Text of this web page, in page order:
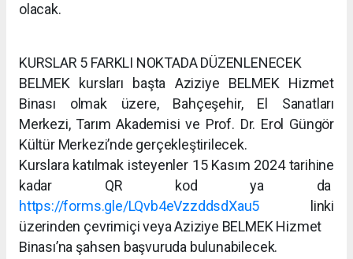
olacak.
KURSLAR 5 FARKLI NOKTADA DÜZENLENECEK
BELMEK kursları başta Aziziye BELMEK Hizmet
Binası olmak üzere, Bahçeşehir, El Sanatları
Merkezi, Tarım Akademisi ve Prof. Dr. Erol Güngör
Kültür Merkezi’nde gerçekleştirilecek.
Kurslara katılmak isteyenler 15 Kasım 2024 tarihine
kadar QR kod ya da
https://forms.gle/LQvb4eVzzddsdXau5 linki
üzerinden çevrimiçi veya Aziziye BELMEK Hizmet
Binası’na şahsen başvuruda bulunabilecek.